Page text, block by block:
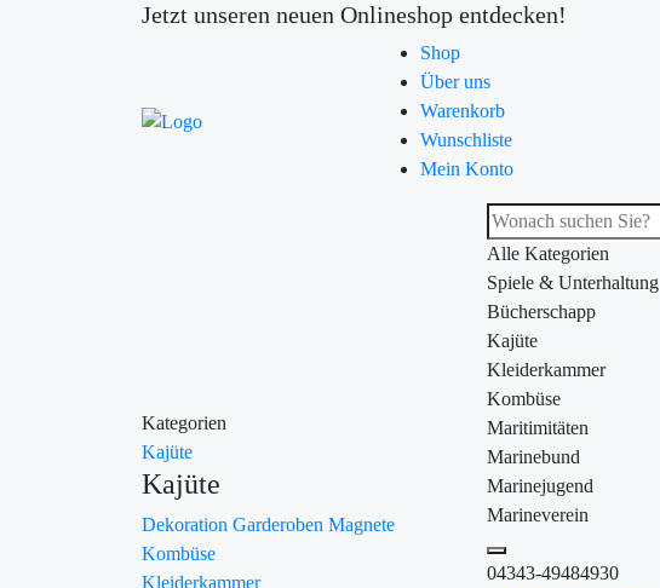
Jetzt unseren neuen Onlineshop entdecken!
Shop
Über uns
Warenkorb
Wunschliste
Mein Konto
Kategorien
Kajüte
Kajüte
Dekoration Garderoben Magnete
Kombüse
Kleiderkammer
Alle Kategorien
Spiele & Unterhaltung
Bücherschapp
Kajüte
Kleiderkammer
Kombüse
Maritimitäten
Marinebund
Marinejugend
Marineverein
04343-49484930